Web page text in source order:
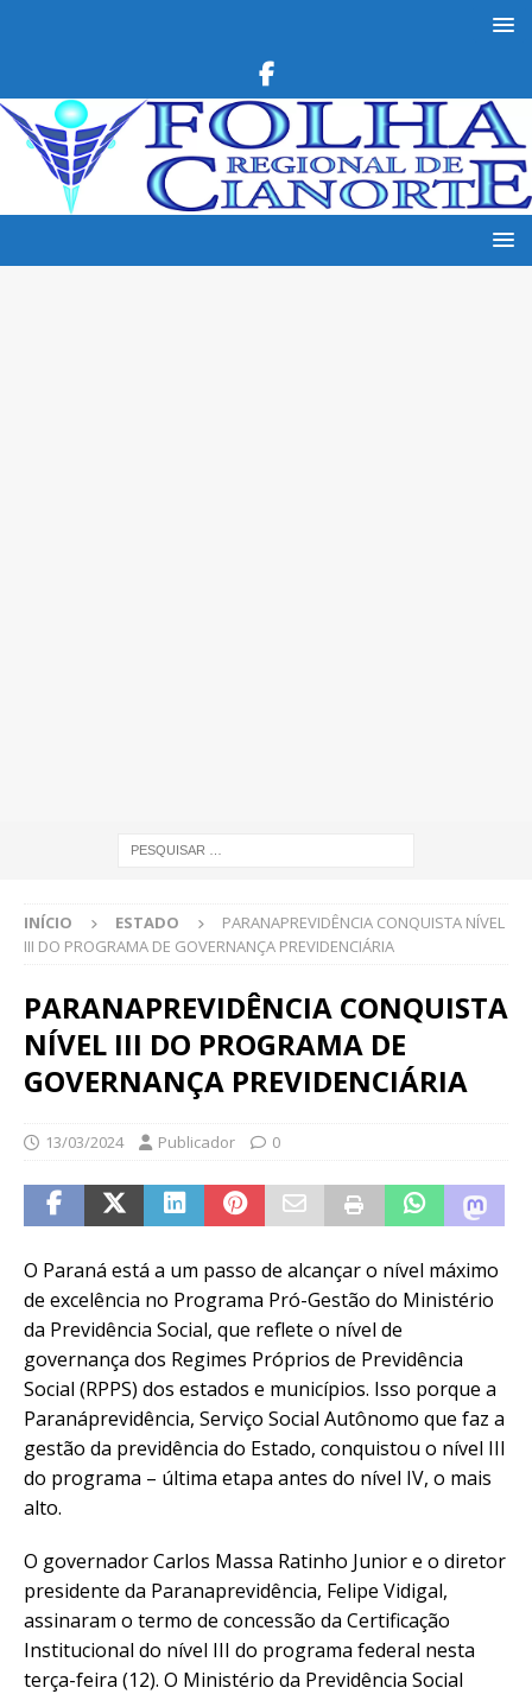
INÍCIO ESTADO
PARANAPREVIDÊNCIA CONQUISTA NÍVEL
III DO PROGRAMA DE GOVERNANÇA PREVIDENCIÁRIA
PARANAPREVIDÊNCIA CONQUISTA
NÍVEL III DO PROGRAMA DE
GOVERNANÇA PREVIDENCIÁRIA
13/03/2024 Publicador 0
O Paraná está a um passo de alcançar o nível máximo
de excelência no Programa Pró-Gestão do Ministério
da Previdência Social, que reflete o nível de
governança dos Regimes Próprios de Previdência
Social (RPPS) dos estados e municípios. Isso porque a
Paranáprevidência, Serviço Social Autônomo que faz a
gestão da previdência do Estado, conquistou o nível III
do programa – última etapa antes do nível IV, o mais
alto.
O governador Carlos Massa Ratinho Junior e o diretor
presidente da Paranaprevidência, Felipe Vidigal,
assinaram o termo de concessão da Certificação
Institucional do nível III do programa federal nesta
terça-feira (12). O Ministério da Previdência Social